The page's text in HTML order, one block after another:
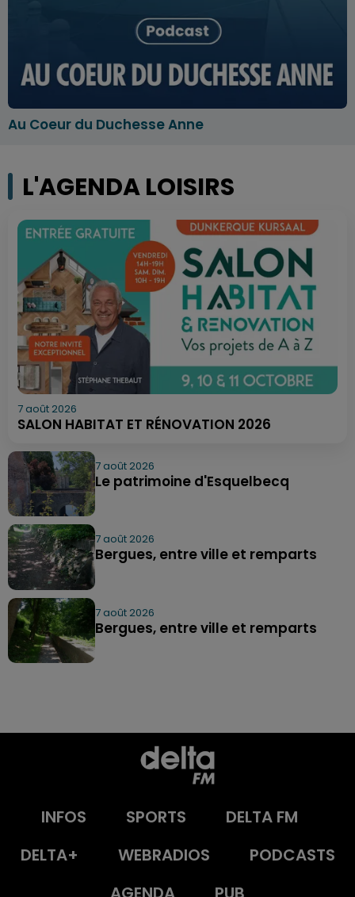
Au Coeur du Duchesse Anne
L'AGENDA LOISIRS
7 août 2026
SALON HABITAT ET RÉNOVATION 2026
7 août 2026
Le patrimoine d'Esquelbecq
7 août 2026
Bergues, entre ville et remparts
7 août 2026
Bergues, entre ville et remparts
INFOS SPORTS
DELTA FM
DELTA+
WEBRADIOS
PODCASTS